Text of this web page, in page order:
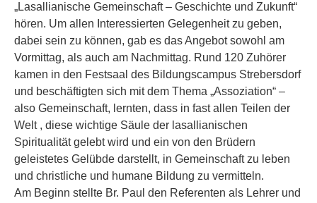
„Lasallianische Gemeinschaft – Geschichte und Zukunft“
hören. Um allen Interessierten Gelegenheit zu geben,
dabei sein zu können, gab es das Angebot sowohl am
Vormittag, als auch am Nachmittag. Rund 120 Zuhörer
kamen in den Festsaal des Bildungscampus Strebersdorf
und beschäftigten sich mit dem Thema „Assoziation“ –
also Gemeinschaft, lernten, dass in fast allen Teilen der
Welt , diese wichtige Säule der lasallianischen
Spiritualität gelebt wird und ein von den Brüdern
geleistetes Gelübde darstellt, in Gemeinschaft zu leben
und christliche und humane Bildung zu vermitteln.
Am Beginn stellte Br. Paul den Referenten als Lehrer und